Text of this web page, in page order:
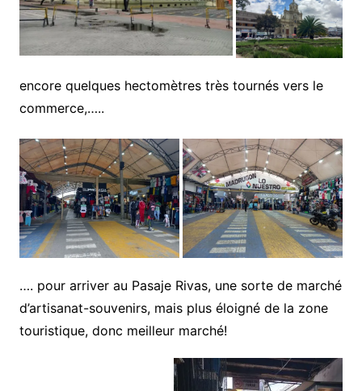
encore quelques hectomètres très tournés vers le
commerce,…..
…. pour arriver au Pasaje Rivas, une sorte de marché
d’artisanat-souvenirs, mais plus éloigné de la zone
touristique, donc meilleur marché!